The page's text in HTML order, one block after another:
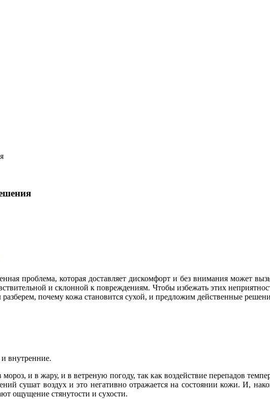
проблема, которая доставляет дискомфорт и без внимания может
и склонной к повреждениям. Чтобы избежать этих
почему кожа становится сухой, и предложим действенные
внутренние.
и в жару, и в ветреную погоду, так как воздействие перепадов
сушат воздух и это негативно отражается на состоянии кожи. И,
ощущение стянутости и сухости.